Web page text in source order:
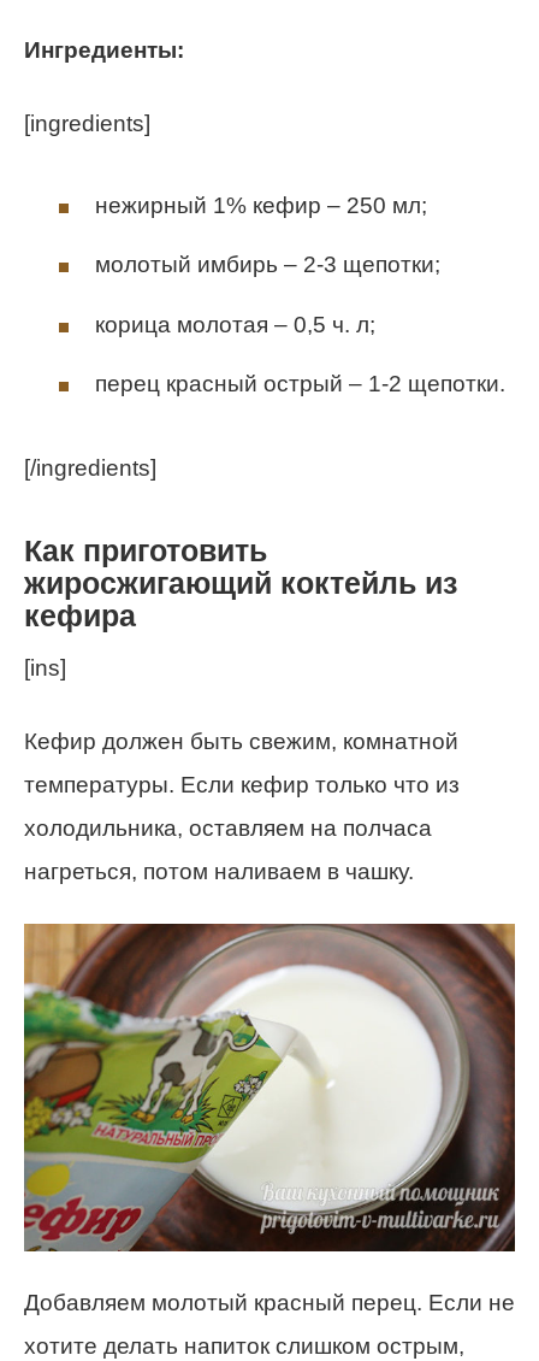
Ингредиенты:
[ingredients]
нежирный 1% кефир – 250 мл;
молотый имбирь – 2-3 щепотки;
корица молотая – 0,5 ч. л;
перец красный острый – 1-2 щепотки.
[/ingredients]
Как приготовить
жиросжигающий коктейль из
кефира
[ins]
Кефир должен быть свежим, комнатной
температуры. Если кефир только что из
холодильника, оставляем на полчаса
нагреться, потом наливаем в чашку.
Добавляем молотый красный перец. Если не
хотите делать напиток слишком острым,